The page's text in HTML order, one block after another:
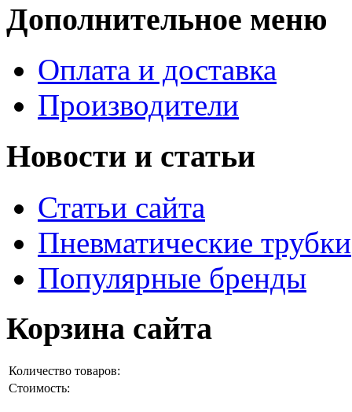
Дополнительное меню
Оплата и доставка
Производители
Новости и статьи
Статьи сайта
Пневматические трубки
Популярные бренды
Корзина сайта
Количество товаров:
Стоимость: